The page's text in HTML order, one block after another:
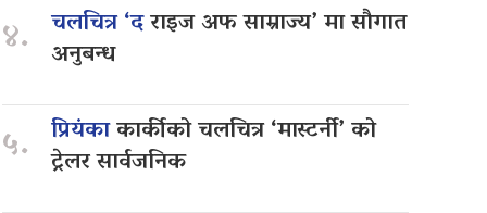
४. चलचित्र ‘दराइज अफ साम्राज्य’ मा सौगात
अनुबन्ध
५. प्रियंकाकार्कीको चलचित्र ‘मास्टर्नी’ को
ट्रेलर सार्वजनिक